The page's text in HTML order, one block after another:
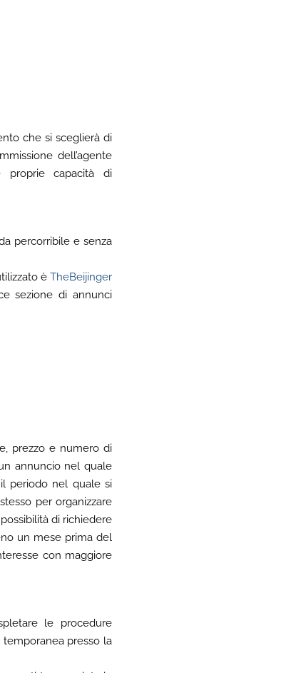
che si sceglierà di
dell’agente
proprie capacità di
percorribile e senza
è TheBeijinger
sezione di annunci
prezzo e numero di
annuncio nel quale
periodo nel quale si
per organizzare
di richiedere
un mese prima del
con maggiore
le procedure
presso la